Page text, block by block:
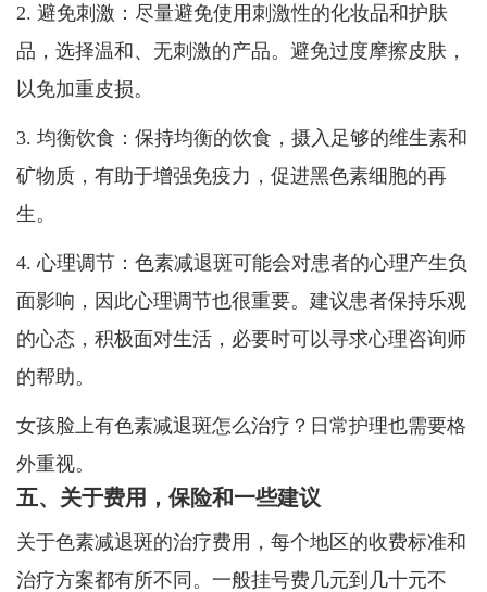
2. 避免刺激：尽量避免使用刺激性的化妆品和护肤
品，选择温和、无刺激的产品。避免过度摩擦皮肤，
以免加重皮损。
3. 均衡饮食：保持均衡的饮食，摄入足够的维生素和
矿物质，有助于增强免疫力，促进黑色素细胞的再
生。
4. 心理调节：色素减退斑可能会对患者的心理产生负
面影响，因此心理调节也很重要。建议患者保持乐观
的心态，积极面对生活，必要时可以寻求心理咨询师
的帮助。
女孩脸上有色素减退斑怎么治疗？日常护理也需要格
外重视。
五、关于费用，保险和一些建议
关于色素减退斑的治疗费用，每个地区的收费标准和
治疗方案都有所不同。一般挂号费几元到几十元不